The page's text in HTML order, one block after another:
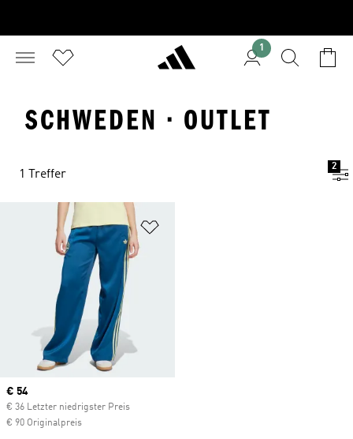
1
SCHWEDEN · OUTLET
1 Treffer
2
Current price
€ 54
€ 36 Letzter niedrigster Preis
€ 90 Originalpreis